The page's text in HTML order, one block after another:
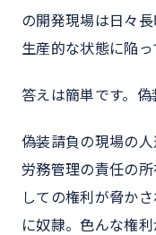
の開発現場は日々
生産的な状態に陥っ
答えは簡単です。偽
偽装請負の現場の人
労務管理の責任の
しての権利が脅か
に奴隷。色んな権